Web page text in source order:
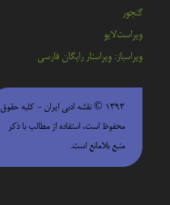
گنجور
ویراست‌لایو
ویراسباز: ویراستار رایگان فارسی
۱۳۹۳ © نقشه ادبی ایران - كليه حقوق
محفوظ است، استفاده از مطالب با ذكر
منبع بلامانع است.